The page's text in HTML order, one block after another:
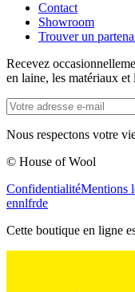
Contact
Showroom
Trouver un
Recevez
en laine, les matériaux
Nous respectons votre
© House of Wool
ConfidentialitéMentions
ennlfrde
Cette boutique en ligne